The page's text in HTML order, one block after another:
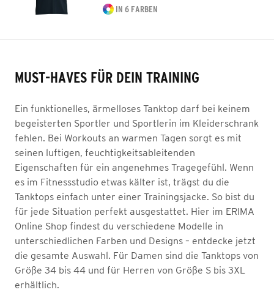
IN 6 FARBEN
MUST-HAVES FÜR DEIN TRAINING
Ein funktionelles, ärmelloses Tanktop darf bei keinem
begeisterten Sportler und Sportlerin im Kleiderschrank
fehlen. Bei Workouts an warmen Tagen sorgt es mit
seinen luftigen, feuchtigkeitsableitenden
Eigenschaften für ein angenehmes Tragegefühl. Wenn
es im Fitnessstudio etwas kälter ist, trägst du die
Tanktops einfach unter einer Trainingsjacke. So bist du
für jede Situation perfekt ausgestattet. Hier im ERIMA
Online Shop findest du verschiedene Modelle in
unterschiedlichen Farben und Designs – entdecke jetzt
die gesamte Auswahl. Für Damen sind die Tanktops von
Größe 34 bis 44 und für Herren von Größe S bis 3XL
erhältlich.